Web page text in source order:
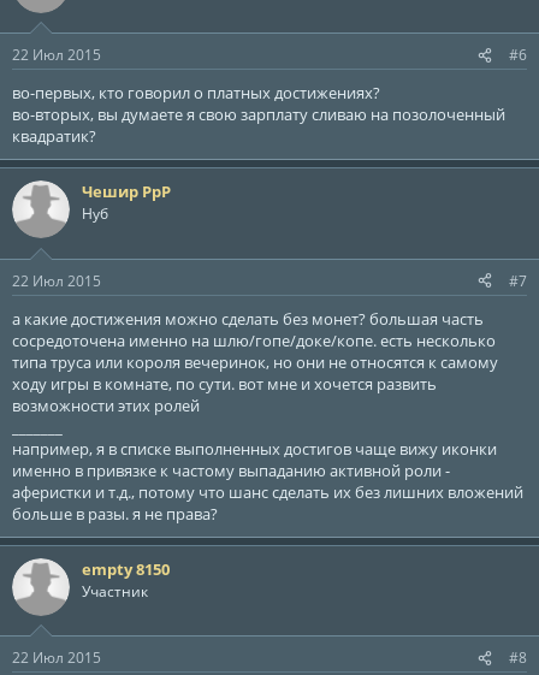
22 Июл 2015 #6
во-первых, кто говорил о платных достижениях?
во-вторых, вы думаете я свою зарплату сливаю на позолоченный
квадратик?
Чешир РрР
Нуб
22 Июл 2015 #7
а какие достижения можно сделать без монет? большая часть
сосредоточена именно на шлю/гопе/доке/копе. есть несколько
типа труса или короля вечеринок, но они не относятся к самому
ходу игры в комнате, по сути. вот мне и хочется развить
возможности этих ролей
например, я в списке выполненных достигов чаще вижу иконки
именно в привязке к частому выпаданию активной роли -
аферистки и т.д., потому что шанс сделать их без лишних вложений
больше в разы. я не права?
empty 8150
Участник
22 Июл 2015 #8